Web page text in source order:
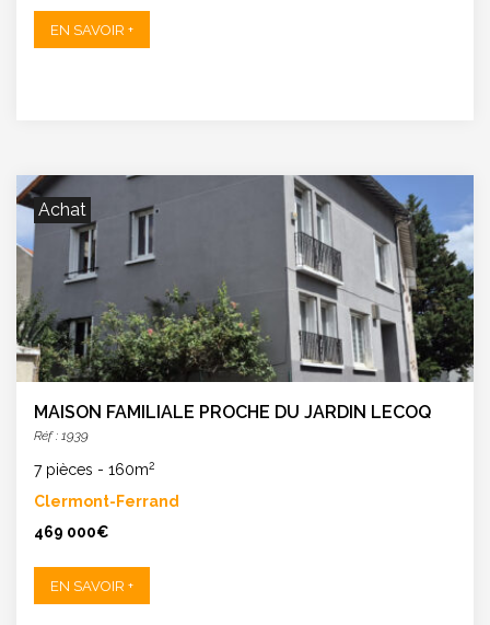
EN SAVOIR +
Achat
MAISON FAMILIALE PROCHE DU JARDIN LECOQ
Réf : 1939
7 pièces - 160m2
Clermont-Ferrand
469 000€
EN SAVOIR +